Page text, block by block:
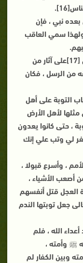
نبي ، فإن
ولهذا سمي العاقب
وأما الـمُقفِّي فكذلك ، وهو الذي قَـفَى [17]على آثار من
من الرسل ، فكان
التوبة على أهل
لأهل الأرض
، حتى كانوا يعدون
لي وتب علي إنك
، وأسرع قبولا ،
أصعب الأشياء ،
العجل قتل أنفسهم
جعل توبتها الندم
الله ، فلم
ﷺ وأمته ،
وبين الكفار لم